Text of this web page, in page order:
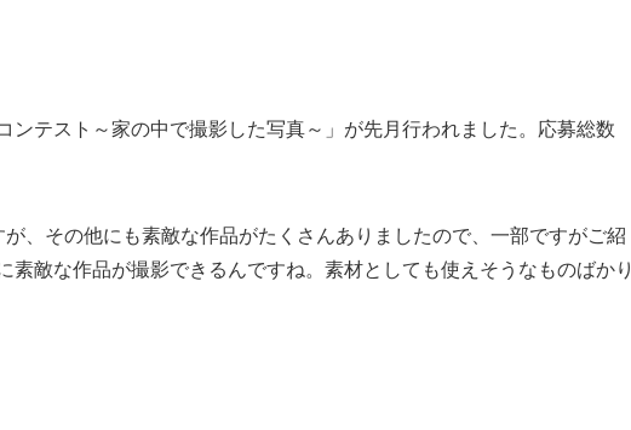
ンテスト～家の中で撮影した写真～」が先月行われました。応募総数
、その他にも素敵な作品がたくさんありましたので、一部ですがご紹
素敵な作品が撮影できるんですね。素材としても使えそうなものばかり